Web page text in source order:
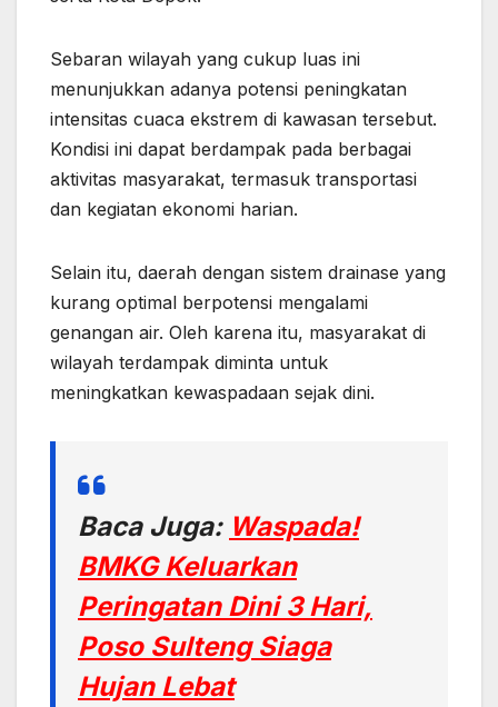
Sebaran wilayah yang cukup luas ini
menunjukkan adanya potensi peningkatan
intensitas cuaca ekstrem di kawasan tersebut.
Kondisi ini dapat berdampak pada berbagai
aktivitas masyarakat, termasuk transportasi
dan kegiatan ekonomi harian.
Selain itu, daerah dengan sistem drainase yang
kurang optimal berpotensi mengalami
genangan air. Oleh karena itu, masyarakat di
wilayah terdampak diminta untuk
meningkatkan kewaspadaan sejak dini.
Baca Juga: Waspada!
BMKG Keluarkan
Peringatan Dini 3 Hari,
Poso Sulteng Siaga
Hujan Lebat